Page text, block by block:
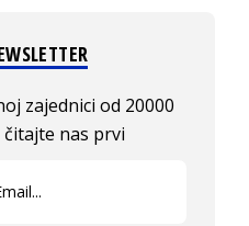
zajednici od 20000
nas prvi